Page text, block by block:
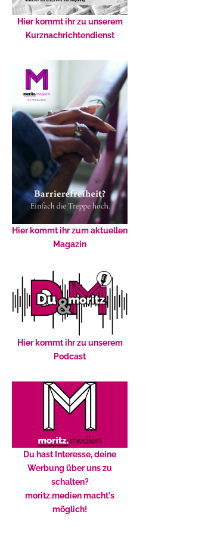
Hier kommt ihr zu unserem
Kurznachrichtendienst
Hier kommt ihr zum aktuellen
Magazin
Hier kommt ihr zu unserem
Podcast
Du hast Interesse, deine
Werbung über uns zu
schalten?
moritz.medien macht's
möglich!